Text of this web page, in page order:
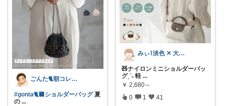
ごんた🐈朝コレ🐈‍⬛
#gonta🐈‍⬛ショルダーバッグ夏
の ...
みぃ⌇淡色 ✕ 大人かわいいアイテム
🧸ナイロンミニショルダーバッ
グˎˊ˗ 軽 ...
￥ 2,680～
0 1 41